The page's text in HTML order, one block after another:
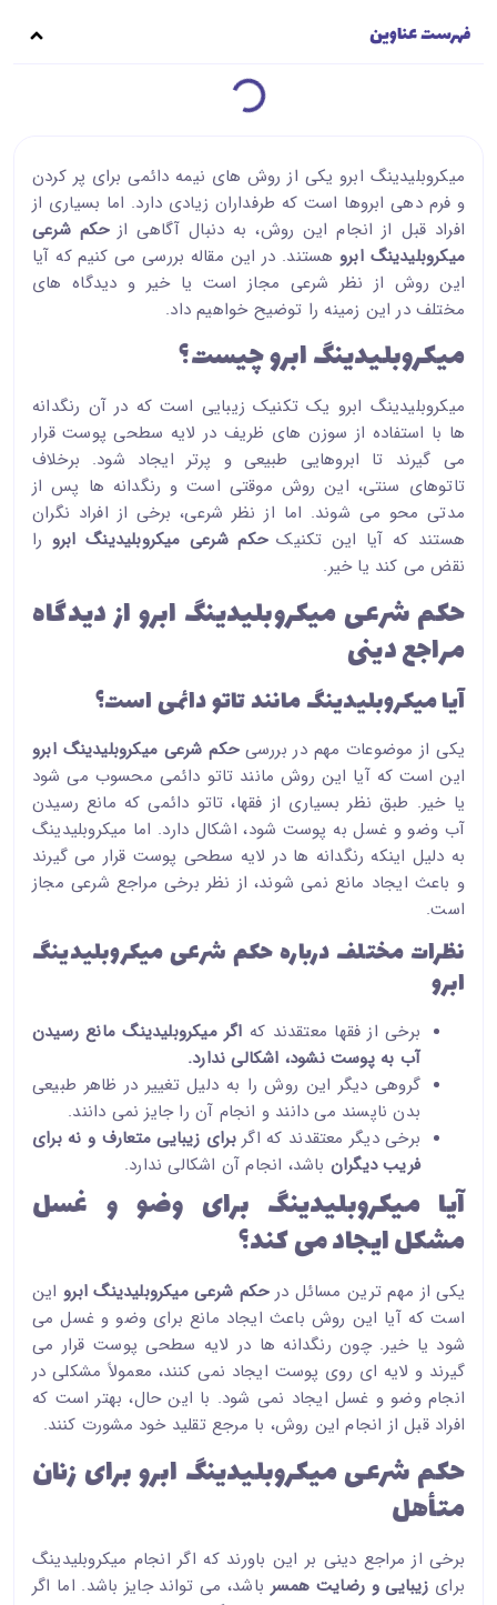
فهرست عناوین
میکروبلیدینگ ابرو یکی از روش های نیمه دائمی برای پر کردن
و فرم دهی ابروها است که طرفداران زیادی دارد. اما بسیاری از
افراد قبل از انجام این روش، به دنبال آگاهی ازحکم شرعی
میکروبلیدینگ ابروهستند. در این مقاله بررسی می کنیم که آیا
این روش از نظر شرعی مجاز است یا خیر و دیدگاه های
مختلف در این زمینه را توضیح خواهیم داد.
میکروبلیدینگ ابرو چیست؟
میکروبلیدینگ ابرو یک تکنیک زیبایی است که در آن رنگدانه
ها با استفاده از سوزن های ظریف در لایه سطحی پوست قرار
می گیرند تا ابروهایی طبیعی و پرتر ایجاد شود. برخلاف
تاتوهای سنتی، این روش موقتی است و رنگدانه ها پس از
مدتی محو می شوند. اما از نظر شرعی، برخی از افراد نگران
هستند که آیا این تکنیکحکم شرعی میکروبلیدینگ ابرو را
نقض می کند یا خیر.
حکم شرعی میکروبلیدینگ ابرو از دیدگاه
مراجع دینی
آیا میکروبلیدینگ مانند تاتو دائمی است؟
یکی از موضوعات مهم در بررسیحکم شرعی میکروبلیدینگ ابرو
این است که آیا این روش مانند تاتو دائمی محسوب می شود
یا خیر. طبق نظر بسیاری از فقها، تاتو دائمی که مانع رسیدن
آب وضو و غسل به پوست شود، اشکال دارد. اما میکروبلیدینگ
به دلیل اینکه رنگدانه ها در لایه سطحی پوست قرار می گیرند
و باعث ایجاد مانع نمی شوند، از نظر برخی مراجع شرعی مجاز
است.
نظرات مختلف درباره حکم شرعی میکروبلیدینگ
ابرو
برخی از فقها معتقدند که اگر میکروبلیدینگ مانع رسیدن
آب به پوست نشود، اشکالی ندارد.
گروهی دیگر این روش را به دلیل تغییر در ظاهر طبیعی
بدن ناپسند می دانند و انجام آن را جایز نمی دانند.
برخی دیگر معتقدند که اگربرای زیبایی متعارف و نه برای
فریب دیگران باشد، انجام آن اشکالی ندارد.
آیا میکروبلیدینگ برای وضو و غسل
مشکل ایجاد می کند؟
یکی از مهم ترین مسائل درحکم شرعی میکروبلیدینگ ابرواین
است که آیا این روش باعث ایجاد مانع برای وضو و غسل می
شود یا خیر. چون رنگدانه ها در لایه سطحی پوست قرار می
گیرند و لایه ای روی پوست ایجاد نمی کنند، معمولاً مشکلی در
انجام وضو و غسل ایجاد نمی شود. با این حال، بهتر است که
افراد قبل از انجام این روش، با مرجع تقلید خود مشورت کنند.
حکم شرعی میکروبلیدینگ ابرو برای زنان
متأهل
برخی از مراجع دینی بر این باورند که اگر انجام میکروبلیدینگ
برای زیبایی و رضایت همسر باشد، می تواند جایز باشد. اما اگر